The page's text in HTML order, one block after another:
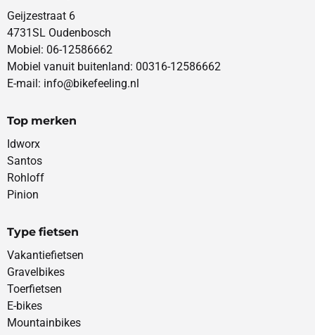
Geijzestraat 6
4731SL Oudenbosch
Mobiel: 06-12586662
Mobiel vanuit buitenland: 00316-12586662
E-mail: info@bikefeeling.nl
Top merken
Idworx
Santos
Rohloff
Pinion
Type fietsen
Vakantiefietsen
Gravelbikes
Toerfietsen
E-bikes
Mountainbikes